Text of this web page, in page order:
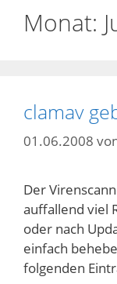
Monat:
clamav
01.06.2008
Der
auffallend viel
oder nach
einfach
folgenden